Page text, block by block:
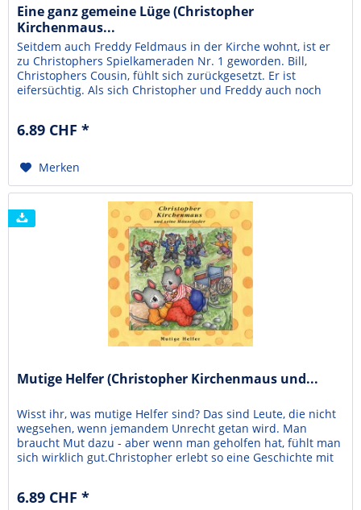
Eine ganz gemeine Lüge (Christopher
Kirchenmaus...
Seitdem auch Freddy Feldmaus in der Kirche wohnt, ist er
zu Christophers Spielkameraden Nr. 1 geworden. Bill,
Christophers Cousin, fühlt sich zurückgesetzt. Er ist
eifersüchtig. Als sich Christopher und Freddy auch noch
gemeine Lüge, und deswegen wird Freddy von der...
6.89 CHF *
Merken
Mutige Helfer (Christopher Kirchenmaus und...
Wisst ihr, was mutige Helfer sind? Das sind Leute, die nicht
wegsehen, wenn jemandem Unrecht getan wird. Man
braucht Mut dazu - aber wenn man geholfen hat, fühlt man
sich wirklich gut.Christopher erlebt so eine Geschichte mit
Ein paar ganz miese Typen...
6.89 CHF *